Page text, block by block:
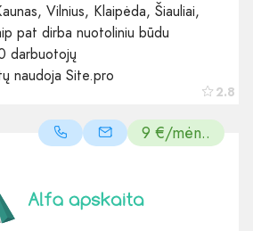
2.8
Vilnius, Klaipėda, Šiauliai,
pat dirba nuotoliniu būdu
darbuotojų
naudoja Site.pro
9 €/mėn..